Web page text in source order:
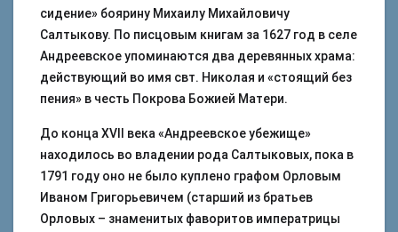
сидение» боярину Михаилу Михайловичу
Салтыкову. По писцовым книгам за 1627 год в селе
Андреевское упоминаются два деревянных храма:
действующий во имя свт. Николая и «стоящий без
пения» в честь Покрова Божией Матери.
До конца XVII века «Андреевское убежище»
находилось во владении рода Салтыковых, пока в
1791 году оно не было куплено графом Орловым
Иваном Григорьевичем (старший из братьев
Орловых – знаменитых фаворитов императрицы